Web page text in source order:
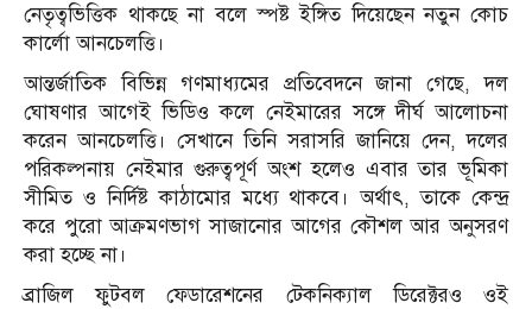
নেতৃত্বভিত্তিক থাকছে না বলে স্পষ্ট ইঙ্গিত দিয়েছেন নতুন কোচ
কার্লো আনচেলত্তি।
আন্তর্জাতিক বিভিন্ন গণমাধ্যমের প্রতিবেদনে জানা গেছে, দল
ঘোষণার আগেই ভিডিও কলে নেইমারের সঙ্গে দীর্ঘ আলোচনা
করেন আনচেলত্তি। সেখানে তিনি সরাসরি জানিয়ে দেন, দলের
পরিকল্পনায় নেইমার গুরুত্বপূর্ণ অংশ হলেও এবার তার ভূমিকা
সীমিত ও নির্দিষ্ট কাঠামোর মধ্যে থাকবে। অর্থাৎ, তাকে কেন্দ্র
করে পুরো আক্রমণভাগ সাজানোর আগের কৌশল আর অনুসরণ
করা হচ্ছে না।
ব্রাজিল ফুটবল ফেডারেশনের টেকনিক্যাল ডিরেক্টরও ওই